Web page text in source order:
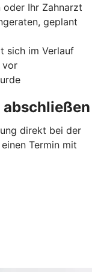
oder Ihr Zahnarzt
geplant
sich im Verlauf
vor
direkt bei der
Termin mit